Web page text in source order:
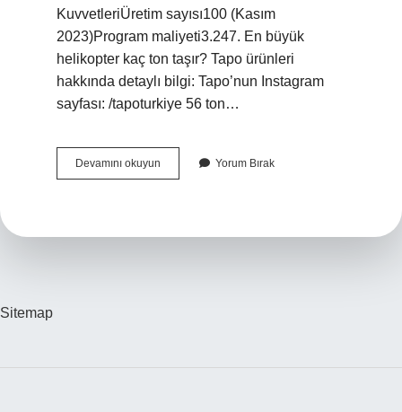
KuvvetleriÜretim sayısı100 (Kasım
2023)Program maliyeti3.247. En büyük
helikopter kaç ton taşır? Tapo ürünleri
hakkında detaylı bilgi: Tapo’nun Instagram
sayfası: /tapoturkiye 56 ton…
Devamını okuyun
Helikopteri
Yorum Bırak
Sitemap